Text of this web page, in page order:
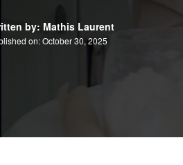
by: Mathis Laurent
on: October 30, 2025